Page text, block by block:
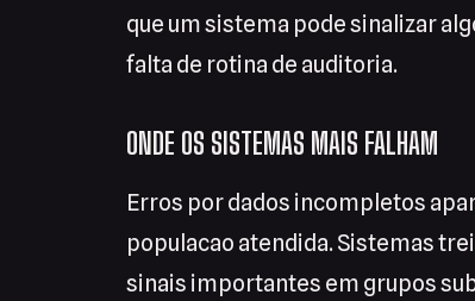
que um sistema pode sinalizar
falta de rotina de auditoria.
ONDE OS SISTEMAS MAIS FALHAM
Erros por dados incompletos
populacao atendida. Sistemas
sinais importantes em grupos